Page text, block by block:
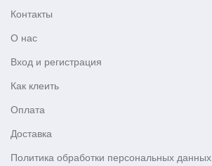
Контакты
О нас
Вход и регистрация
Как клеить
Оплата
Доставка
Политика обработки персональных данных